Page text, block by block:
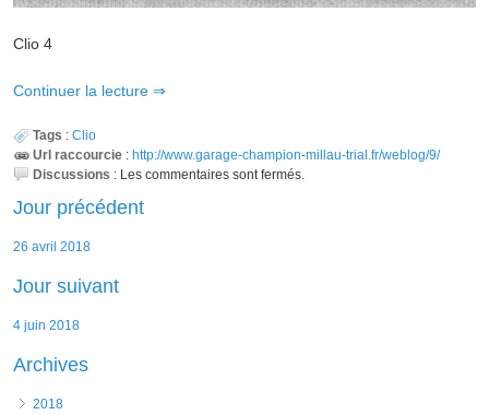
Clio 4
Continuer la lecture
Tags : Clio
Url raccourcie : http://www.garage-champion-millau-trial.fr/weblog/9/
Discussions : Les commentaires sont fermés.
Jour précédent
26 avril 2018
Jour suivant
4 juin 2018
Archives
2018